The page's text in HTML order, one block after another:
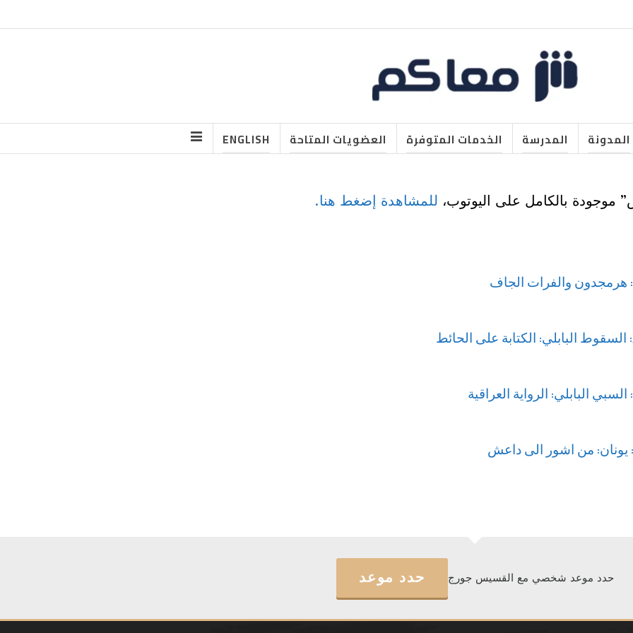
المدونة المدرسة الخدمات المتوفرة العضويات المتاحة ENGLISH
موجودة بالكامل على اليوتوب، للمشاهدة إضغط هنا.
حدد موعد شخصي مع القسيس جورج حدد موعد